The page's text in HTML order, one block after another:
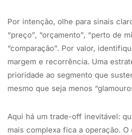
Por intenção, olhe para sinais
“preço”, “orçamento”, “perto de
“comparação”. Por valor,
margem e recorrência. Uma
prioridade ao segmento que
mesmo que seja menos
Aqui há um trade-off inevitável:
mais complexa fica a operação.